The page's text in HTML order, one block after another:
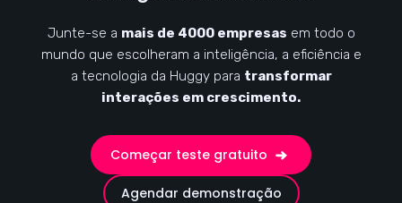
Junte-se a mais de 4000 empresas em todo o
mundo que escolheram a inteligência, a eficiência e
a tecnologia da Huggy para transformar
interações em crescimento.
Começar teste gratuito
Agendar demonstração